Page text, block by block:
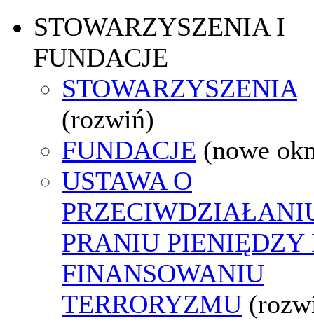
STOWARZYSZENIA I
FUNDACJE
STOWARZYSZENIA
(rozwiń)
FUNDACJE (nowe
USTAWA O
PRANIU PIENIĘDZY
FINANSOWANIU
TERRORYZMU